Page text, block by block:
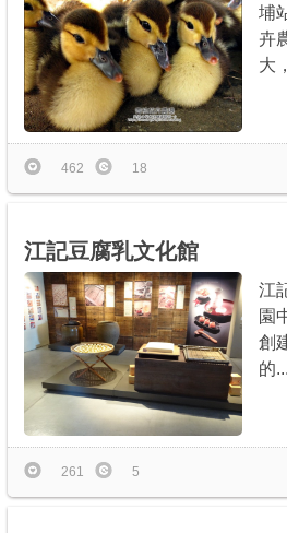
埔
卉
大
462 18
江記豆腐乳文化館
江
園
創
的...
261 5